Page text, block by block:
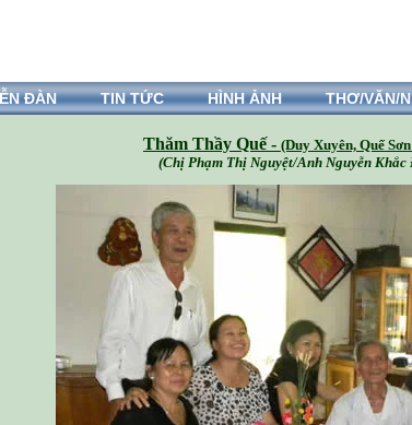
ĐÀN TIN TỨC HÌNH ẢNH THƠ/VĂN/
Thăm Thầy Quế - (Duy Xuyên, Quế
(Chị Phạm Thị Nguyệt/Anh Nguyễn